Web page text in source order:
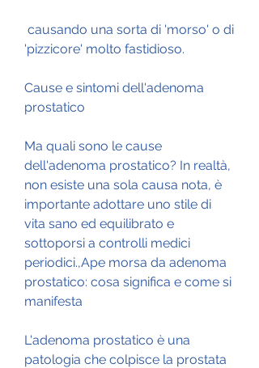
'pizzicore' molto fastidioso.
Cause e sintomi dell'adenoma
prostatico
Ma quali sono le cause
dell'adenoma prostatico? In realtà,
non esiste una sola causa nota, è
importante adottare uno stile di
vita sano ed equilibrato e
sottoporsi a controlli medici
periodici.,Ape morsa da adenoma
prostatico: cosa significa e come si
manifesta
L'adenoma prostatico è una
patologia che colpisce la prostata